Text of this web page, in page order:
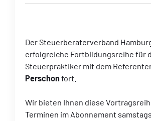
Der Steuerberaterverband
erfolgreiche Fortbildungsreihe für
Steuerpraktiker mit dem
Perschon fort.
Wir bieten Ihnen diese
Terminen im Abonnement